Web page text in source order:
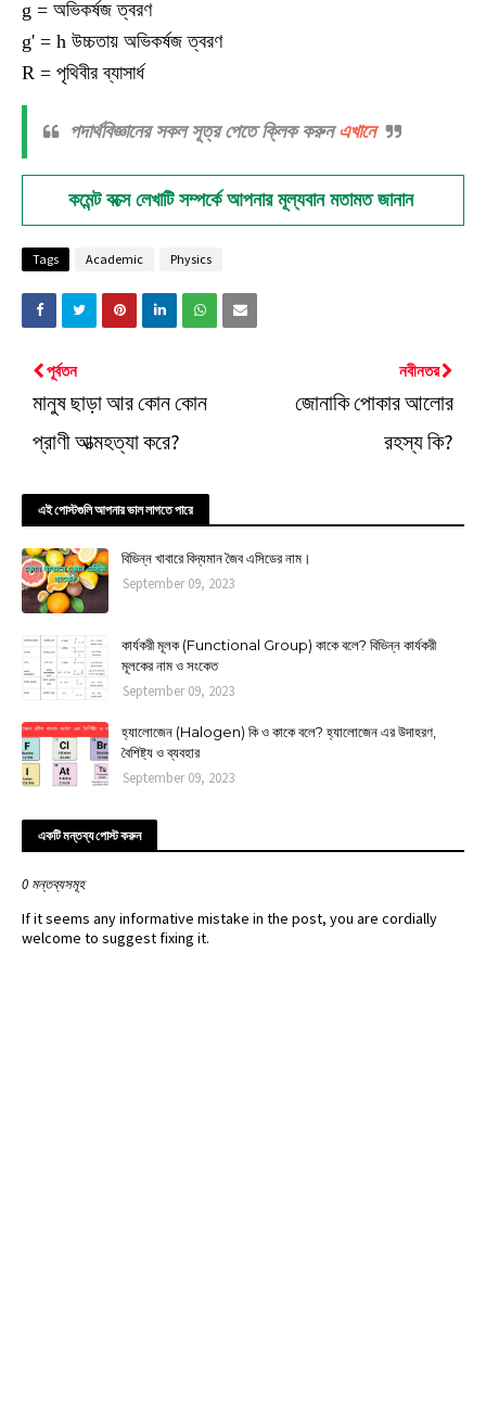
g = অভিকর্ষজ ত্বরণ
g' = h উচ্চতায় অভিকর্ষজ ত্বরণ
R = পৃথিবীর ব্যাসার্ধ
পদার্থবিজ্ঞানের সকল সূত্র পেতে ক্লিক করুনএখানে
কমেন্ট বক্সে লেখাটি সম্পর্কে আপনার মূল্যবান মতামত জানান
Tags Academic Physics
নবীনতর
জোনাকি পোকার আলোর
রহস্য কি?
পূর্বতন
মানুষ ছাড়া আর কোন কোন
প্রাণী আত্মহত্যা করে?
এই পোস্টগুলি আপনার ভাল লাগতে পারে
বিভিন্ন খাবারে বিদ্যমান জৈব এসিডের নাম।
September 09, 2023
কার্যকরী মূলক (Functional Group) কাকে বলে? বিভিন্ন কার্যকরী
মূলকের নাম ও সংকেত
September 09, 2023
হ্যালোজেন (Halogen) কি ও কাকে বলে? হ্যালোজেন এর উদাহরণ,
বৈশিষ্ট্য ও ব্যবহার
September 09, 2023
একটি মন্তব্য পোস্ট করুন
0 মন্তব্যসমূহ
If it seems any informative mistake in the post, you are cordially
welcome to suggest fixing it.